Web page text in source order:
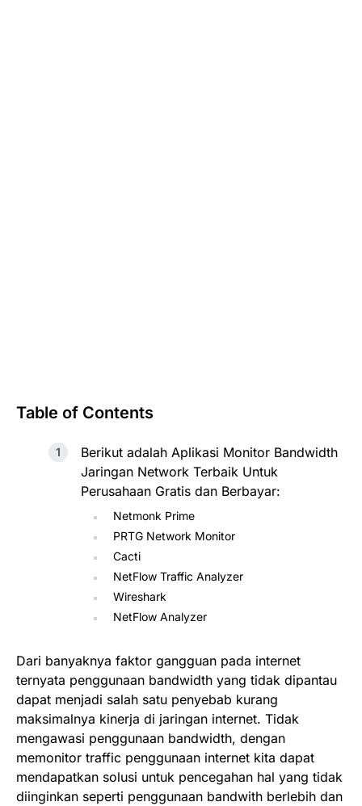
Table of Contents
Berikut adalah Aplikasi Monitor Bandwidth
Jaringan Network Terbaik Untuk
Perusahaan Gratis dan Berbayar:
Netmonk Prime
PRTG Network Monitor
Cacti
NetFlow Traffic Analyzer
Wireshark
NetFlow Analyzer
Dari banyaknya faktor gangguan pada internet
ternyata penggunaan bandwidth yang tidak dipantau
dapat menjadi salah satu penyebab kurang
maksimalnya kinerja di jaringan internet. Tidak
mengawasi penggunaan bandwidth, dengan
memonitor traffic penggunaan internet kita dapat
mendapatkan solusi untuk pencegahan hal yang tidak
diinginkan seperti penggunaan bandwith berlebih dan